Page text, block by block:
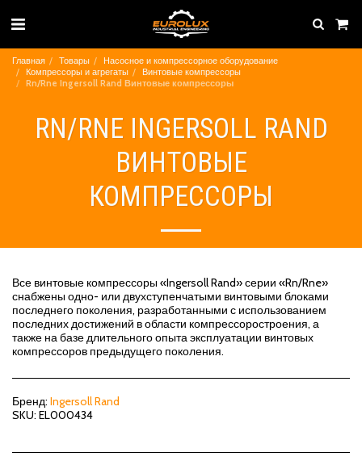
Главная Товары
Насосное и компрессорное оборудование
Компрессоры и агрегаты
Винтовые компрессоры
Rn/Rne Ingersoll Rand Винтовые компрессоры
RN/RNE INGERSOLL RAND
ВИНТОВЫЕ
КОМПРЕССОРЫ
Все винтовые компрессоры «Ingersoll Rand» серии «Rn/Rne»
снабжены одно- или двухступенчатыми винтовыми блоками
последнего поколения, разработанными с использованием
последних достижений в области компрессоростроения, а
также на базе длительного опыта эксплуатации винтовых
компрессоров предыдущего поколения.
Бренд: Ingersoll Rand
SKU: EL000434